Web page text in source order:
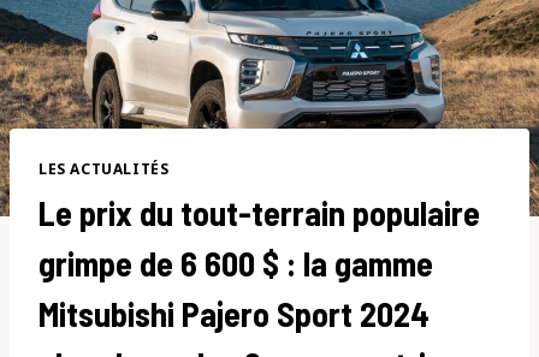
LES ACTUALITÉS
Le prix du tout-terrain populaire
grimpe de 6 600 $ : la gamme
Mitsubishi Pajero Sport 2024